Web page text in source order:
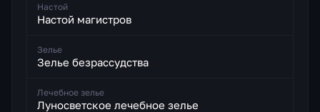
Настой
Настой магистров
Зелье
Зелье безрассудства
Лечебное зелье
Луносветское лечебное зелье